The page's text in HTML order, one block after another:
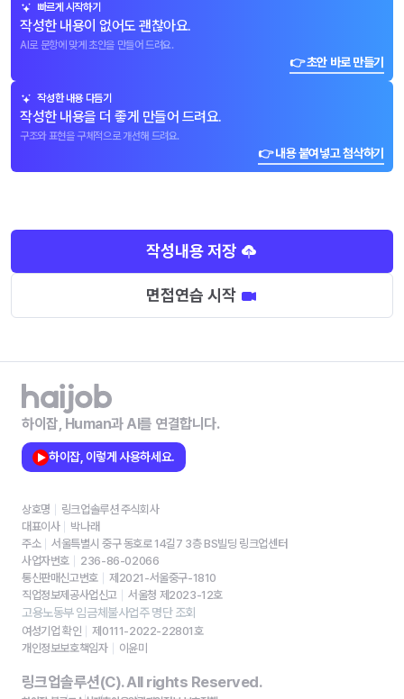
빠르게 시작하기
작성한 내용이 없어도 괜찮아요.
AI로 문항에 맞게 초안을 만들어 드려요.
👉 초안 바로 만들기
작성한 내용 다듬기
작성한 내용을 더 좋게 만들어 드려요.
구조와 표현을 구체적으로 개선해 드려요.
👉 내용 붙여넣고 첨삭하기
작성내용 저장
면접연습 시작
하이잡, Human과 AI를 연결합니다.
하이잡, 이렇게 사용하세요.
상호명
링크업솔루션 주식회사
대표이사
박나래
주소
서울특별시 중구 동호로 14길7 3층 BS빌딩 링크업센터
사업자번호
236-86-02066
통신판매신고번호
제2021-서울중구-1810
직업정보제공사업신고
서울청 제2023-12호
고용노동부 임금체불사업주 명단 조회
여성기업 확인
제0111-2022-22801호
개인정보보호책임자
이윤미
링크업솔루션(C). All rights Reserved.